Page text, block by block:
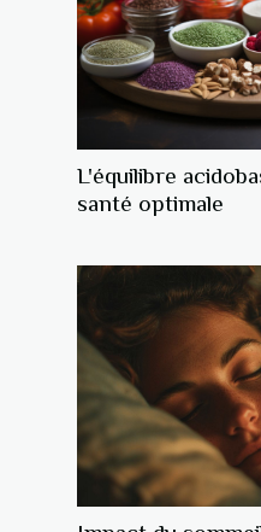
L'équilibre
santé optimale